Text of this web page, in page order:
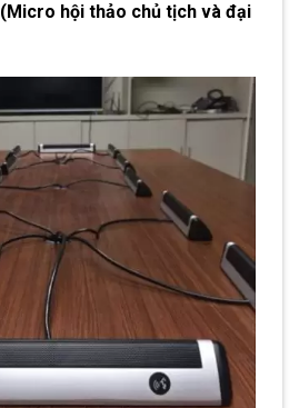
(Micro hội thảo chủ tịch và đại